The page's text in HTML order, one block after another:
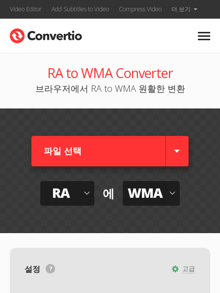
Video Editor Add Subtitles to Video Compress Video 더 보기
RA to WMA Converter
브라우저에서 RA to WMA 원활한 변환
파일 선택
RA 에 WMA
고급
설정